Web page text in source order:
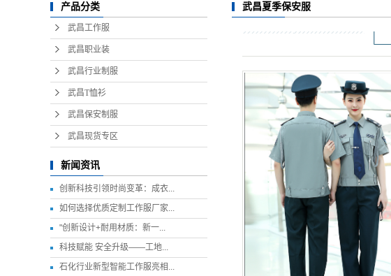
产品分类
武昌工作服
武昌职业装
武昌行业制服
武昌T恤衫
武昌保安制服
武昌现货专区
新闻资讯
创新科技引领时尚变革：成衣...
如何选择优质定制工作服厂家...
"创新设计+耐用材质：新一...
科技赋能 安全升级——工地...
石化行业新型智能工作服亮相...
武昌夏季保安服